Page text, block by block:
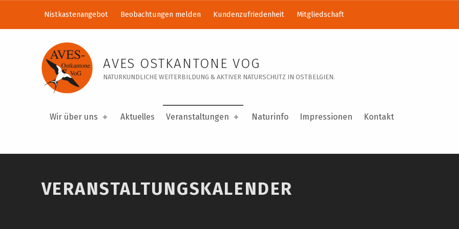
Veranstaltungskalender – AVES Ostkantone VoG
AVES OSTKANTONE VOG
NATURKUNDLICHE WEITERBILDUNG & AKTIVER NATURSCHUTZ IN OSTBELGIEN.
Wir über uns Aktuelles Veranstaltungen Naturinfo Impressionen Kontakt
Nistkastenangebot Beobachtungen melden Kundenzufriedenheit Mitgliedschaft
VERANSTALTUNGSKALENDER